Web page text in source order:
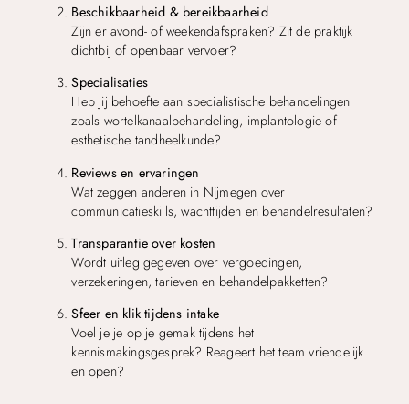
Beschikbaarheid & bereikbaarheid
Zijn er avond- of weekendafspraken? Zit de praktijk
dichtbij of openbaar vervoer?
Specialisaties
Heb jij behoefte aan specialistische behandelingen
zoals wortelkanaalbehandeling, implantologie of
esthetische tandheelkunde?
Reviews en ervaringen
Wat zeggen anderen in Nijmegen over
communicatieskills, wachttijden en behandelresultaten?
Transparantie over kosten
Wordt uitleg gegeven over vergoedingen,
verzekeringen, tarieven en behandelpakketten?
Sfeer en klik tijdens intake
Voel je je op je gemak tijdens het
kennismakingsgesprek? Reageert het team vriendelijk
en open?